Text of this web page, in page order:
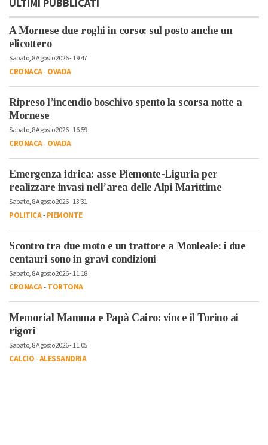
ULTIMI PUBBLICATI
A Mornese due roghi in corso: sul posto anche un
elicottero
Sabato, 8 Agosto 2026 - 19:47
CRONACA-OVADA
Ripreso l’incendio boschivo spento la scorsa notte a
Mornese
Sabato, 8 Agosto 2026 - 16:59
CRONACA-OVADA
Emergenza idrica: asse Piemonte-Liguria per
realizzare invasi nell’area delle Alpi Marittime
Sabato, 8 Agosto 2026 - 13:31
POLITICA-PIEMONTE
Scontro tra due moto e un trattore a Monleale: i due
centauri sono in gravi condizioni
Sabato, 8 Agosto 2026 - 11:18
CRONACA-TORTONA
Memorial Mamma e Papà Cairo: vince il Torino ai
rigori
Sabato, 8 Agosto 2026 - 11:05
CALCIO-ALESSANDRIA